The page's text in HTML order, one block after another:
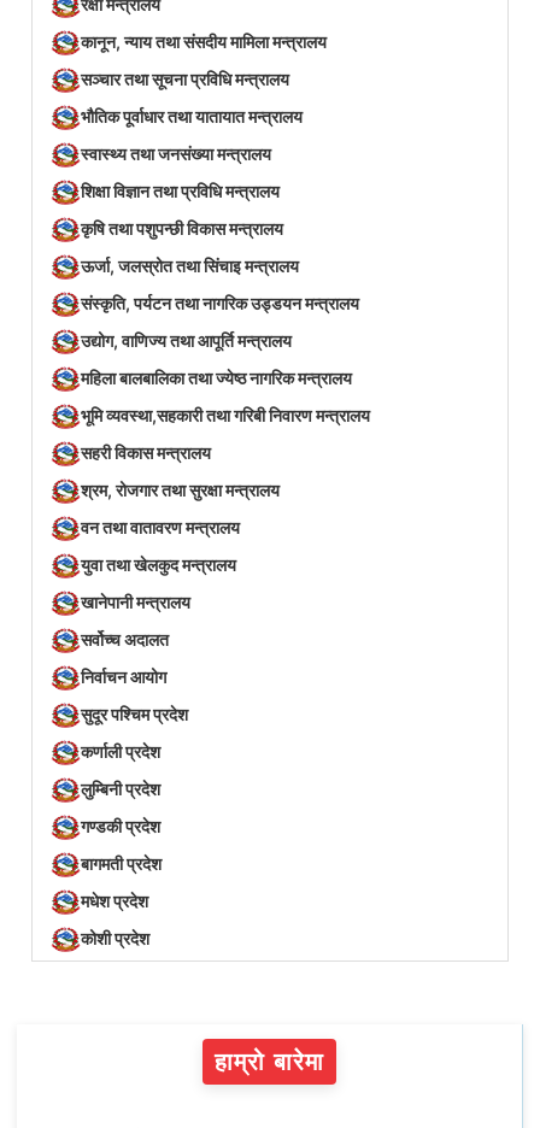
रक्षा मन्त्रालय
कानून, न्याय तथा संसदीय मामिला मन्त्रालय
सञ्‍चार तथा सूचना प्रविधि मन्त्रालय
भौतिक पूर्वाधार तथा यातायात मन्त्रालय
स्वास्थ्य तथा जनसंख्या मन्त्रालय
शिक्षा विज्ञान तथा प्रविधि मन्त्रालय
कृषि तथा पशुपन्छी विकास मन्त्रालय
ऊर्जा, जलस्रोत तथा सिंचाइ मन्त्रालय
संस्कृति, पर्यटन तथा नागरिक उड्डयन मन्त्रालय
उद्योग, वाणिज्य तथा आपूर्ति मन्त्रालय
महिला बालबालिका तथा ज्येष्ठ नागरिक मन्त्रालय
भूमि व्यवस्था,सहकारी तथा गरिबी निवारण मन्त्रालय
सहरी विकास मन्त्रालय
श्रम, रोजगार तथा सुरक्षा मन्त्रालय
वन तथा वातावरण मन्त्रालय
युवा तथा खेलकुद मन्त्रालय
खानेपानी मन्त्रालय
सर्वोच्च अदालत
निर्वाचन आयोग
सुदूर पश्चिम प्रदेश
कर्णाली प्रदेश
लुम्बिनी प्रदेश
गण्डकी प्रदेश
बागमती प्रदेश
मधेश प्रदेश
कोशी प्रदेश
हाम्रो बारेमा